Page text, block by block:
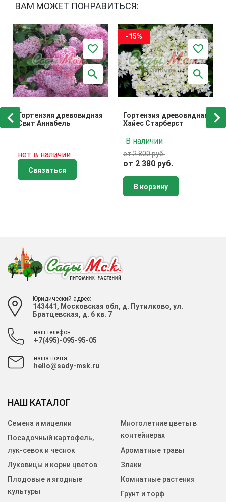
ВАМ МОЖЕТ ПОНРАВИТЬСЯ:
Гортензия древовидная
Свит Аннабель
нет в наличии
Связаться
-15%
Гортензия древовидная
Хайес Старберст
В наличии
от 2 800 руб.
от 2 380 руб.
В корзину
Юридический адрес:
143441, Московская обл, д. Путилково, ул.
Братцевская, д. 6 кв. 7
наш телефон
+7(495)-095-95-05
наша почта
hello@sady-msk.ru
НАШ КАТАЛОГ
Семена и мицелии
Посадочный картофель,
лук-севок и чеснок
Луковицы и корни цветов
Плодовые и ягодные
культуры
Многолетние цветы в
контейнерах
Ароматные травы
Злаки
Комнатные растения
Грунт и торф